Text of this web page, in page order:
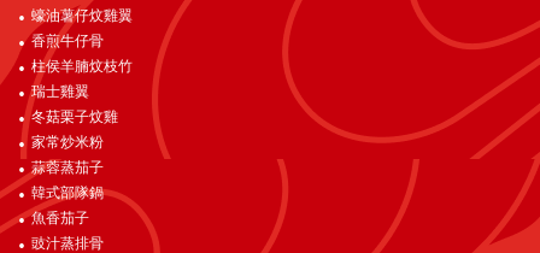
蠔油薯仔炆雞翼
香煎牛仔骨
柱侯羊腩炆枝竹
瑞士雞翼
冬菇栗子炆雞
家常炒米粉
蒜蓉蒸茄子
韓式部隊鍋
魚香茄子
豉汁蒸排骨